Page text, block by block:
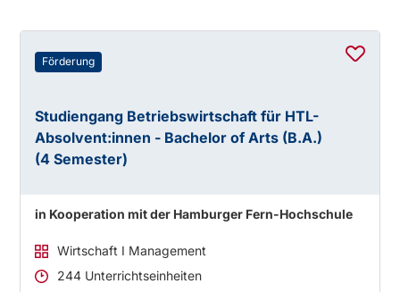
Förderung
Studiengang Betriebswirtschaft für HTL-
Absolvent:innen - Bachelor of Arts (B.A.)
(4 Semester)
in Kooperation mit der Hamburger Fern-Hochschule
Wirtschaft I Management
244 Unterrichtseinheiten